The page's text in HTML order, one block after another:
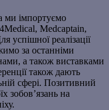
ми імпортуємо
Medcaptain,
успішної реалізації
за останніми
а також виставками
також дають
сфері. Позитивний
зобов’язань на